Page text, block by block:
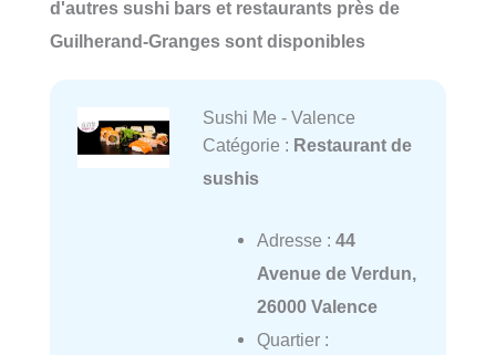
d'autres sushi bars et restaurants près de
Guilherand-Granges sont disponibles
Sushi Me - Valence
Catégorie : Restaurant de
sushis
Adresse : 44
Avenue de Verdun,
26000 Valence
Quartier :